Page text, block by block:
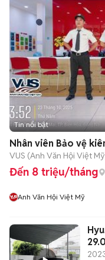
Tin nổi bật
Nhân viên Bảo vệ
VUS (Anh Văn Hội Việt
Đến 8 triệu/tháng
Anh Văn Hội Việt Mỹ